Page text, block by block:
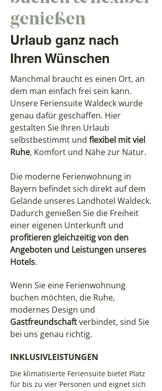
genießen
Urlaub ganz nach
Ihren Wünschen
Manchmal braucht es einen Ort, an
dem man einfach frei sein kann.
Unsere Feriensuite Waldeck wurde
genau dafür geschaffen. Hier
gestalten Sie Ihren Urlaub
selbstbestimmt und flexibel mit viel
Ruhe, Komfort und Nähe zur Natur.
Die moderne Ferienwohnung in
Bayern befindet sich direkt auf dem
Gelände unseres Landhotel Waldeck.
Dadurch genießen Sie die Freiheit
einer eigenen Unterkunft und
profitieren gleichzeitig von den
Angeboten und Leistungen unseres
Hotels.
Wenn Sie eine Ferienwohnung
buchen möchten, die Ruhe,
modernes Design und
Gastfreundschaftverbindet, sind Sie
bei uns genau richtig.
INKLUSIVLEISTUNGEN
Die klimatisierte Feriensuite bietet Platz
für bis zu vier Personen und eignet sich